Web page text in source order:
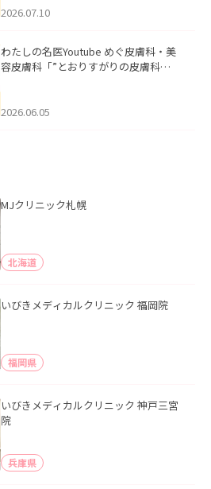
た。
2026.07.10
わたしの名医Youtube めぐ皮膚科・美
容皮膚科「”とおりすがりの皮膚科
2026.06.05
MJクリニック札幌
北海道
いびきメディカルクリニック 福岡院
福岡県
いびきメディカルクリニック 神戸三宮
院
兵庫県